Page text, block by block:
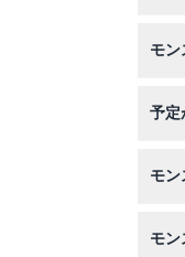
モ
予定
モ
モ